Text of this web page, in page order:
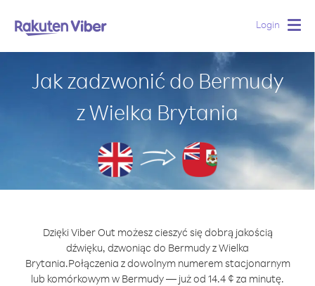
Login
Jak zadzwonić do Bermudy
z Wielka Brytania
Dzięki Viber Out możesz cieszyć się dobrą jakością
dźwięku, dzwoniąc do Bermudy z Wielka
Brytania.Połączenia z dowolnym numerem stacjonarnym
lub komórkowym w Bermudy — już od 14.4 ¢ za minutę.